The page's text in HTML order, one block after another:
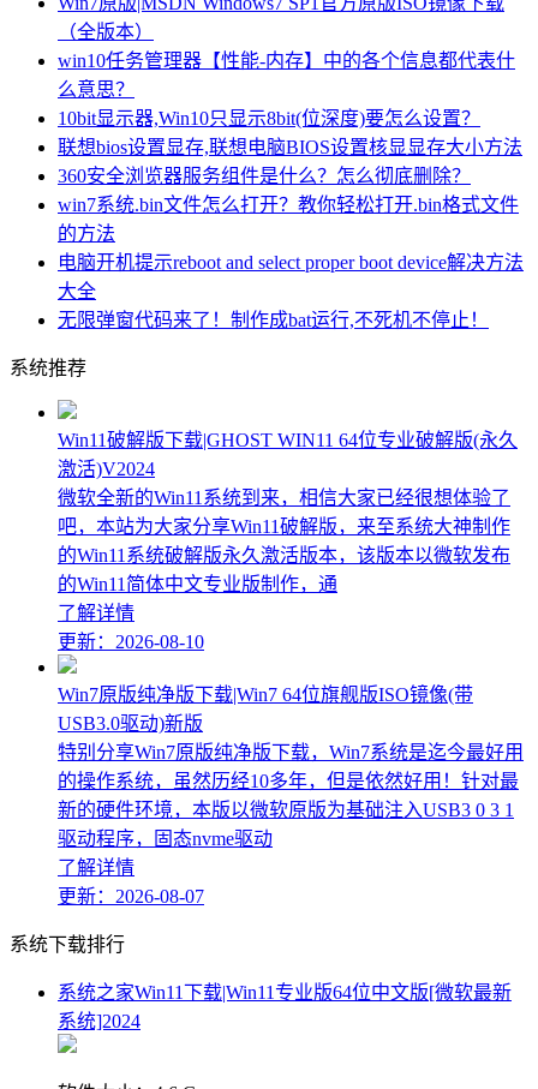
（全版本）
win10任务管理器【性能-内存】中的各个信息都代表什
么意思？
10bit显示器,Win10只显示8bit(位深度)要怎么设置？
联想bios设置显存,联想电脑BIOS设置核显显存大小方法
360安全浏览器服务组件是什么？怎么彻底删除？
win7系统.bin文件怎么打开？教你轻松打开.bin格式文件
的方法
电脑开机提示reboot and select proper boot device解决方法
大全
无限弹窗代码来了！制作成bat运行,不死机不停止！
系统推荐
Win11破解版下载|GHOST WIN11 64位专业破解版(永久
激活)V2024
微软全新的Win11系统到来，相信大家已经很想体验了
吧，本站为大家分享Win11破解版，来至系统大神制作
的Win11系统破解版永久激活版本，该版本以微软发布
的Win11简体中文专业版制作，通
了解详情
更新：2026-08-10
Win7原版纯净版下载|Win7 64位旗舰版ISO镜像(带
USB3.0驱动)新版
特别分享Win7原版纯净版下载，Win7系统是迄今最好用
的操作系统，虽然历经10多年，但是依然好用！针对最
新的硬件环境，本版以微软原版为基础注入USB3 0 3 1
驱动程序，固态nvme驱动
了解详情
更新：2026-08-07
系统下载排行
系统之家Win11下载|Win11专业版64位中文版[微软最新
系统]2024